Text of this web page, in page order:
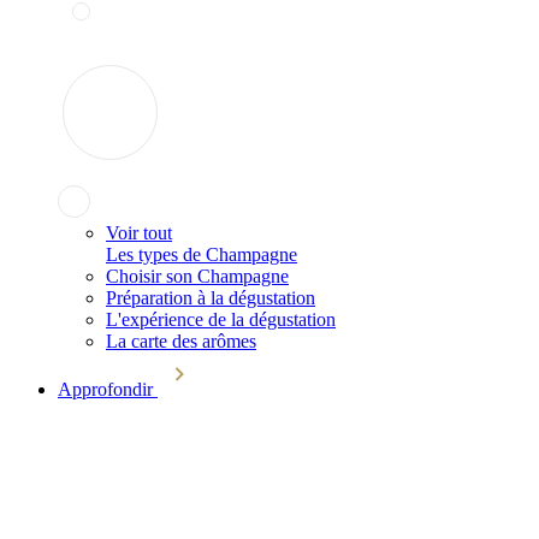
Voir tout
Les types de Champagne
Choisir son Champagne
Préparation à la dégustation
L'expérience de la dégustation
La carte des arômes
Approfondir